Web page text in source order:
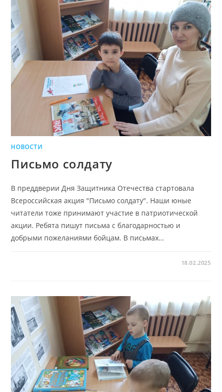
НОВОСТИ
Письмо солдату
В преддверии Дня Защитника Отечества стартовала
Всероссийская акция "Письмо солдату". Наши юные
читатели тоже принимают участие в патриотической
акции. Ребята пишут письма с благодарностью и
добрыми пожеланиями бойцам. В письмах…
18.02.2025